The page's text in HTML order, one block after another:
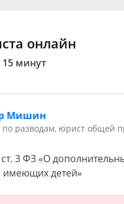
онлайн
15 минут
Мишин
по разводам, юрист общей
ст. 3 ФЗ «О
имеющих детей»